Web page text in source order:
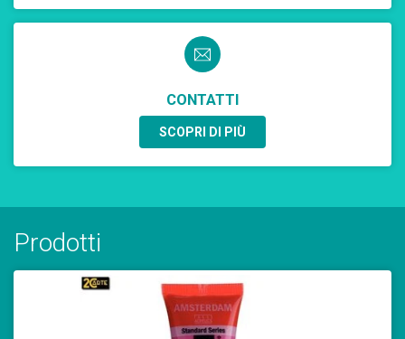
CONTATTI
SCOPRI DI PIÙ
Prodotti